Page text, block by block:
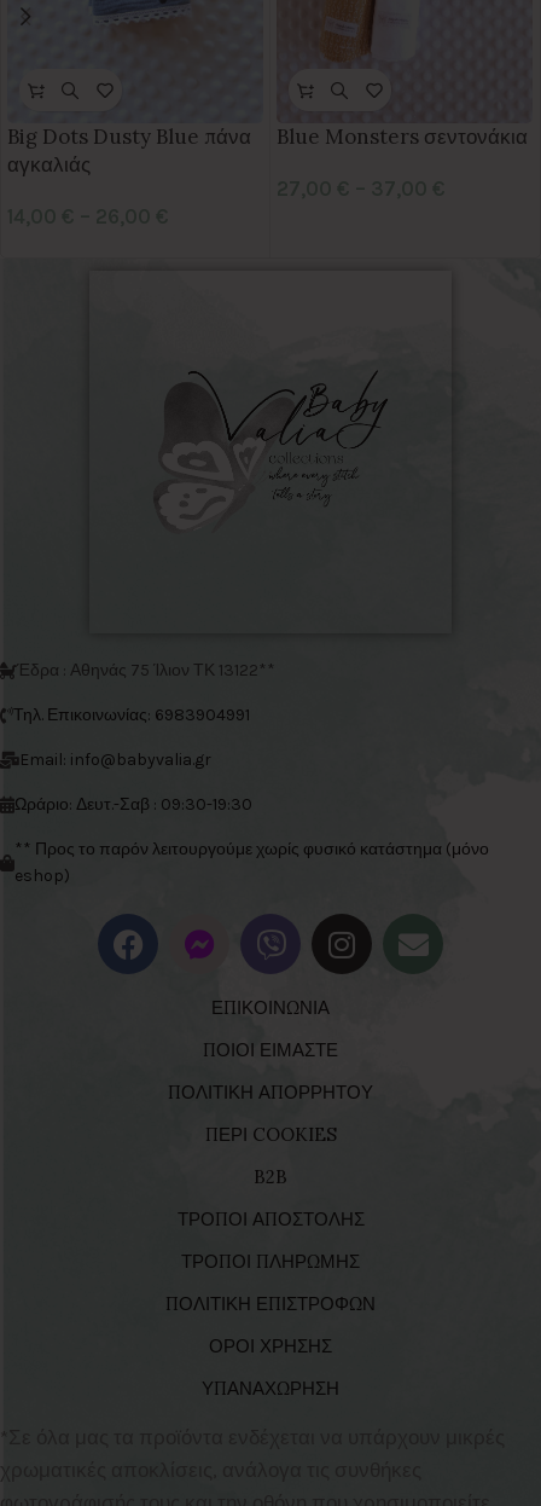
Big Dots Dusty Blue πάνα
αγκαλιάς
Blue Monsters σεντονάκια
Έδρα : Αθηνάς 75 Ίλιον ΤΚ 13122**
Τηλ. Επικοινωνίας: 6983904991
Email: info@babyvalia.gr
Ωράριο: Δευτ.-Σαβ : 09:30-19:30
** Προς το παρόν λειτουργούμε χωρίς φυσικό κατάστημα (μόνο
eshop)
ΕΠΙΚΟΙΝΩΝΙΑ
ΠΟΙΟΙ ΕΙΜΑΣΤΕ
ΠΟΛΙΤΙΚΗ ΑΠΟΡΡΗΤΟΥ
ΠΕΡΙ COOKIES
B2B
ΤΡΟΠΟΙ ΑΠΟΣΤΟΛΗΣ
ΤΡΟΠΟΙ ΠΛΗΡΩΜΗΣ
ΠΟΛΙΤΙΚΗ ΕΠΙΣΤΡΟΦΩΝ
ΟΡΟΙ ΧΡΗΣΗΣ
ΥΠΑΝΑΧΩΡΗΣΗ
χρωματικές αποκλίσεις, ανάλογα τις συνθήκες